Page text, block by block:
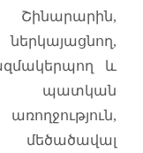
և
պատկան